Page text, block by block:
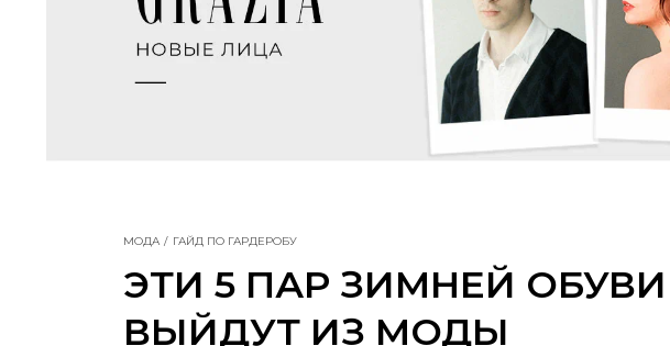
МОДА ГАЙД ПО ГАРДЕРОБУ
ЭТИ 5 ПАР ЗИМНЕЙ
ВЫЙДУТ ИЗ МОДЫ